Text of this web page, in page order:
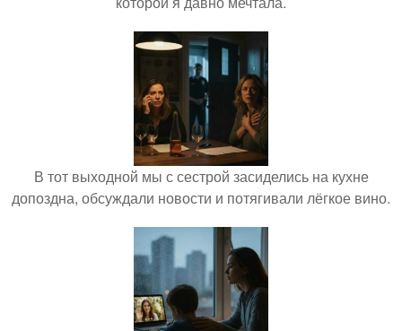
В тот выходной мы с сестрой засиделись на кухне
допоздна, обсуждали новости и потягивали лёгкое вино.